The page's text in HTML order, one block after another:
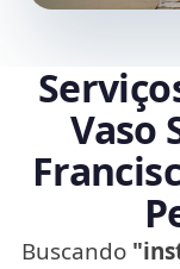
Vaso
Buscando